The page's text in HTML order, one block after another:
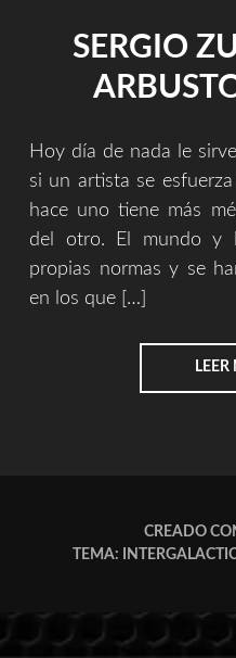
SERGIO
Hoy día de nada le
si un artista se
hace uno tiene más
del otro. El mundo y
propias normas y se
en los que […]
CREADO
TEMA: